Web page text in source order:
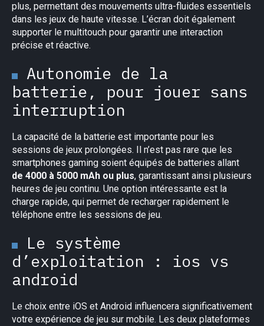
plus, permettant des mouvements ultra-fluides essentiels
dans les jeux de haute vitesse. L’écran doit également
supporter le multitouch pour garantir une interaction
précise et réactive.
Autonomie de la
batterie, pour jouer sans
interruption
La capacité de la batterie est importante pour les
sessions de jeux prolongées. Il n’est pas rare que les
smartphones gaming soient équipés de batteries allant
de 4000 à 5000 mAh ou plus, garantissant ainsi plusieurs
heures de jeu continu. Une option intéressante est la
charge rapide, qui permet de recharger rapidement le
téléphone entre les sessions de jeu.
Le système
d’exploitation : ios vs
android
Le choix entre iOS et Android influencera significativement
votre expérience de jeu sur mobile. Les deux plateformes